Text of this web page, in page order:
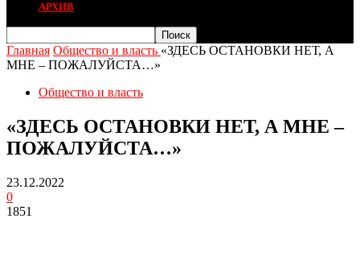
АРХИВ
Главная Общество и власть «ЗДЕСЬ ОСТАНОВКИ НЕТ, А
МНЕ – ПОЖАЛУЙСТА…»
Общество и власть
«ЗДЕСЬ ОСТАНОВКИ НЕТ, А МНЕ –
ПОЖАЛУЙСТА…»
23.12.2022
0
1851